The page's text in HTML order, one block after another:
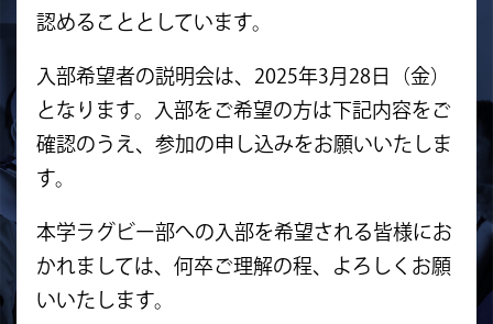
認めることとしています。
入部希望者の説明会は、2025年3月28日（金）
となります。入部をご希望の方は下記内容をご
確認のうえ、参加の申し込みをお願いいたしま
す。
本学ラグビー部への入部を希望される皆様にお
かれましては、何卒ご理解の程、よろしくお願
いいたします。